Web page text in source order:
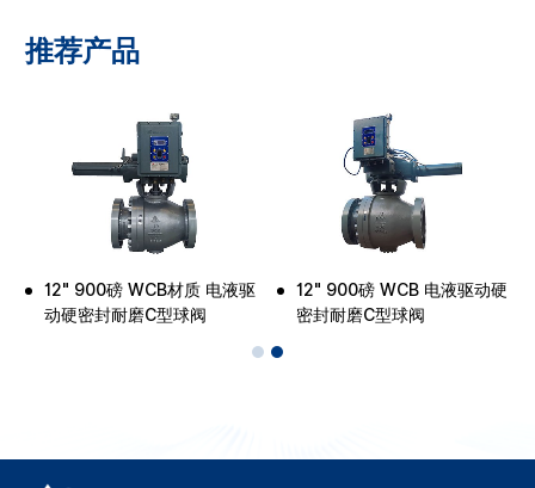
推荐产品
12" 900磅 WCB材质 电液驱
动硬密封耐磨C型球阀
12" 900磅 WCB 电液驱动硬
密封耐磨C型球阀